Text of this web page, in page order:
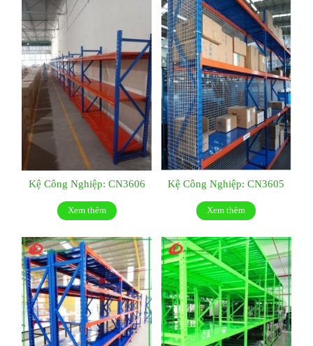
Kệ Công Nghiệp: CN3606
Xem thêm
Kệ Công Nghiệp: CN3605
Xem thêm